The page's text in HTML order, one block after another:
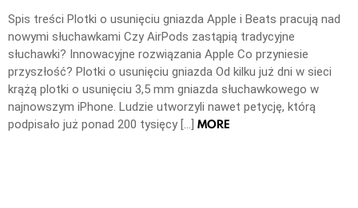
Spis treści Plotki o usunięciu gniazda Apple i Beats pracują nad
nowymi słuchawkami Czy AirPods zastąpią tradycyjne
słuchawki? Innowacyjne rozwiązania Apple Co przyniesie
przyszłość? Plotki o usunięciu gniazda Od kilku już dni w sieci
krążą plotki o usunięciu 3,5 mm gniazda słuchawkowego w
najnowszym iPhone. Ludzie utworzyli nawet petycję, którą
podpisało już ponad 200 tysięcy […] MORE